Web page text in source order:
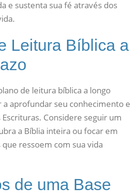
e sustenta sua fé através dos
Leitura Bíblica a
de leitura bíblica a longo
a aprofundar seu conhecimento e
Considere seguir um
a Bíblia inteira ou focar em
ressoem com sua vida
de uma Base